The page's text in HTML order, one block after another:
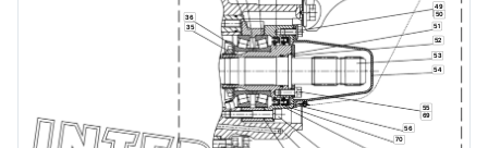
35
36
49
50
51
52
53
54
55
56
69
70